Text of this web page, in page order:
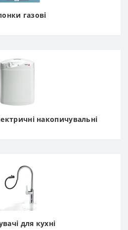
газові
накопичувальні
для кухні